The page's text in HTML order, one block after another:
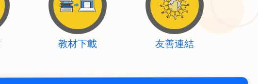
教材下載 友善連結